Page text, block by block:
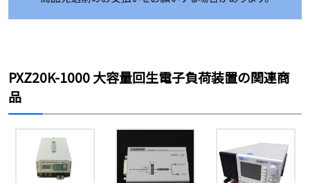
PXZ20K-1000 大容量回生電子負荷装置の関連商
品